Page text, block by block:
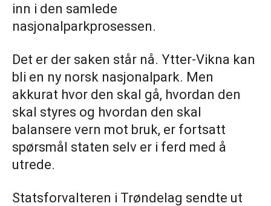
inn i den samlede
nasjonalparkprosessen.
Det er der saken står nå. Ytter-Vikna kan
bli en ny norsk nasjonalpark. Men
akkurat hvor den skal gå, hvordan den
skal styres og hvordan den skal
balansere vern mot bruk, er fortsatt
spørsmål staten selv er i ferd med å
utrede.
Statsforvalteren i Trøndelag sendte ut